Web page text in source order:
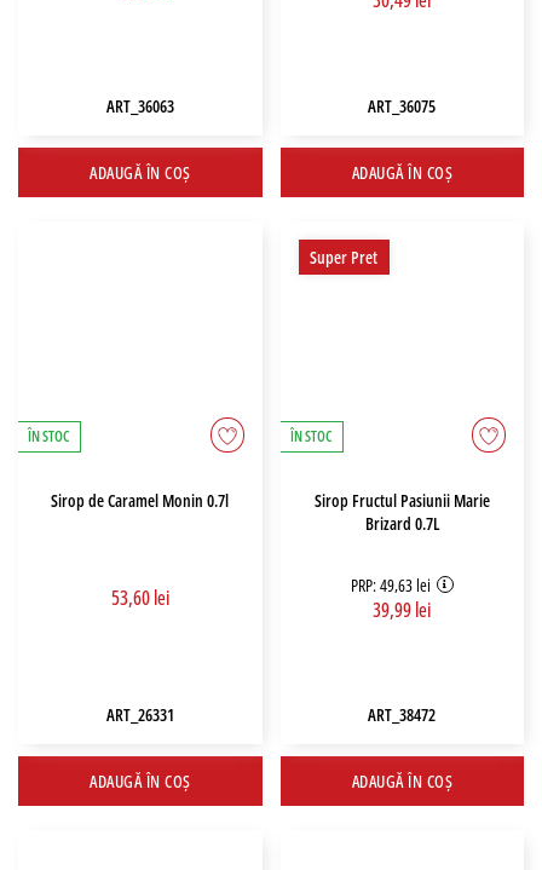
ART_36063
ADAUGĂ ÎN COȘ
ART_36075
ADAUGĂ ÎN COȘ
ÎN STOC
Sirop de Caramel Monin 0.7l
53,60 lei
ART_26331
ADAUGĂ ÎN COȘ
Super Pret
ÎN STOC
Sirop Fructul Pasiunii Marie
Brizard 0.7L
PRP: 49,63 lei
39,99 lei
ART_38472
ADAUGĂ ÎN COȘ